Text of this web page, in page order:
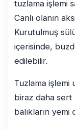
tuzlama işlemi
Canlı olanın
Kurutulmuş
içerisinde,
edilebilir.
Tuzlama işlemi
biraz daha sert
balıkların yemi